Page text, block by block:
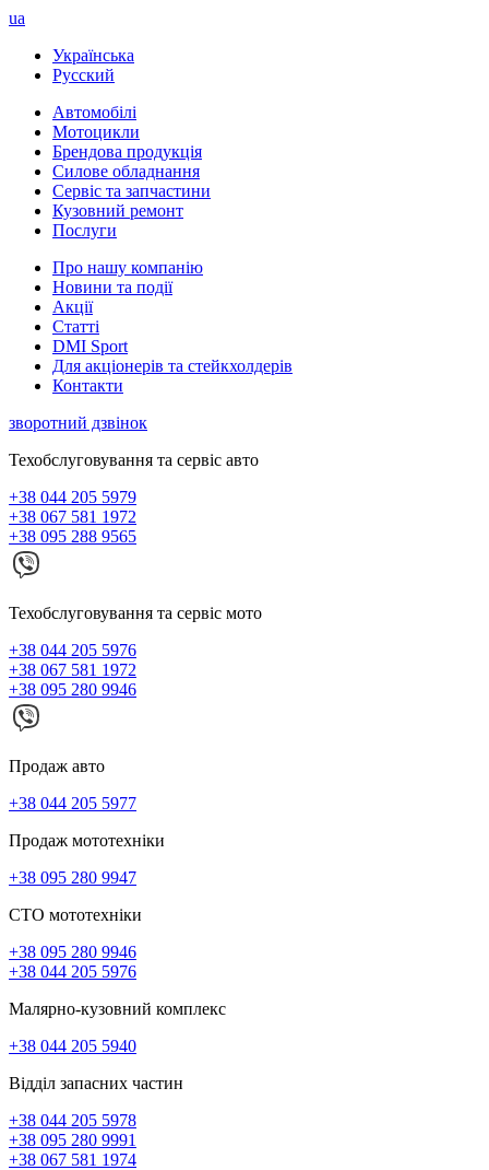
ua
Українська
Русский
Автомобілі
Мотоцикли
Брендова продукція
Силове обладнання
Сервіс та запчастини
Кузовний ремонт
Послуги
Про нашу компанію
Новини та події
Акції
Статті
DMI Sport
Для акціонерів та стейкхолдерів
Контакти
зворотний дзвінок
Техобслуговування та сервіс авто
+38 044 205 5979
+38 067 581 1972
+38 095 288 9565
Техобслуговування та сервіс мото
+38 044 205 5976
+38 067 581 1972
+38 095 280 9946
Продаж авто
+38 044 205 5977
Продаж мототехніки
+38 095 280 9947
СТО мототехніки
+38 095 280 9946
+38 044 205 5976
Малярно-кузовний комплекс
+38 044 205 5940
Відділ запасних частин
+38 044 205 5978
+38 095 280 9991
+38 067 581 1974